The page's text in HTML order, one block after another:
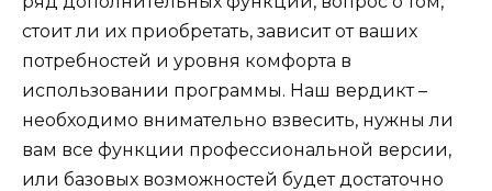
стоит ли их приобретать, зависит от ваших
потребностей и уровня комфорта в
использовании программы. Наш вердикт –
необходимо внимательно взвесить, нужны ли
вам все функции профессиональной версии,
или базовых возможностей будет достаточно